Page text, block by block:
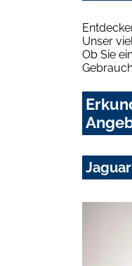
Unser
Ob Sie
Jaguar